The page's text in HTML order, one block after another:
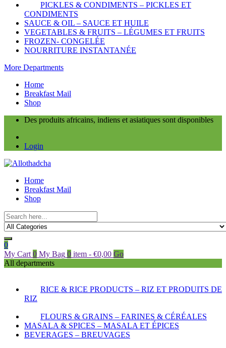
PICKLES & CONDIMENTS – PICKLES ET
CONDIMENTS
SAUCE & OIL – SAUCE ET HUILE
VEGETABLES & FRUITS – LÉGUMES ET FRUITS
FROZEN- CONGELÉE
NOURRITURE INSTANTANÉE
More Departments
Home
Breakfast Mail
Shop
Des produits africains, indiens et asiatiques sont disponibles
Login
Home
Breakfast Mail
Shop
0
My Cart 0 My Bag 0 item - €0,00 Go
All departments
RICE & RICE PRODUCTS – RIZ ET PRODUITS DE
RIZ
FLOURS & GRAINS – FARINES & CÉRÉALES
MASALA & SPICES – MASALA ET ÉPICES
BEVERAGES – BREUVAGES